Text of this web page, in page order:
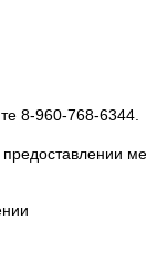
8-960-768-6344.